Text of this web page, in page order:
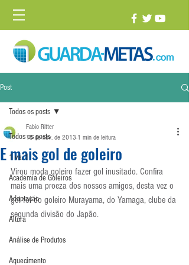
Post
Todos os posts
1 vs. 1
Academia de Goleiros
Adaptação
Altura
Análise de Produtos
Aquecimento
Todos os posts
E mais gol de goleiro
Fabio Ritter
15 de nov. de 2013 1 min de leitura
Virou moda goleiro fazer gol inusitado. Confira
mais uma proeza dos nossos amigos, desta vez o
gol foi do goleiro Murayama, do Yamaga, clube da
segunda divisão do Japão.